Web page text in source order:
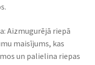
Aizmugurējā riepā
maisījums, kas
un palielina riepas